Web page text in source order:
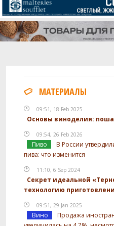
МАТЕРИАЛЫ
09:51, 18 Feb 2025
Основы виноделия:
09:54, 26 Feb 2026
Пиво
В России
пива: что изменится
11:10, 6 Sep 2024
Секрет идеальной
технологию
09:51, 29 Jan 2025
Вино
Продажа